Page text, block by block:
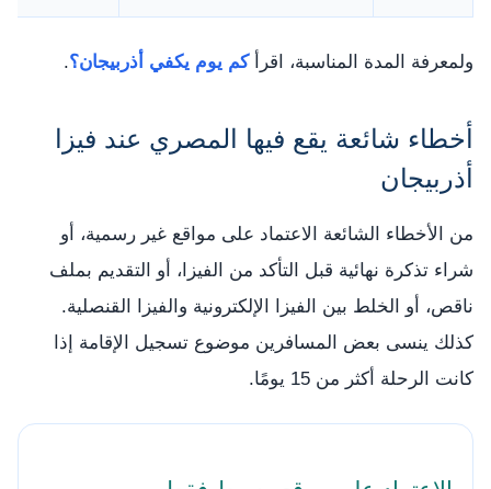
ولمعرفة المدة المناسبة، اقرأكم يوم يكفي أذربيجان؟.
أخطاء شائعة يقع فيها المصري عند فيزا
أذربيجان
من الأخطاء الشائعة الاعتماد على مواقع غير رسمية، أو
شراء تذكرة نهائية قبل التأكد من الفيزا، أو التقديم بملف
ناقص، أو الخلط بين الفيزا الإلكترونية والفيزا القنصلية.
كذلك ينسى بعض المسافرين موضوع تسجيل الإقامة إذا
كانت الرحلة أكثر من 15 يومًا.